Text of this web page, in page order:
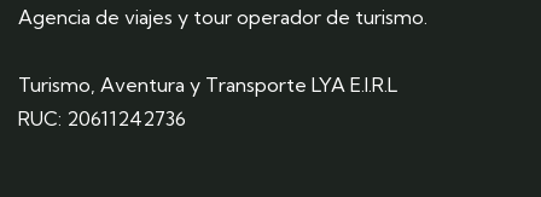
Agencia de viajes y tour operador de turismo.
Turismo, Aventura y Transporte LYA E.I.R.L
RUC: 20611242736